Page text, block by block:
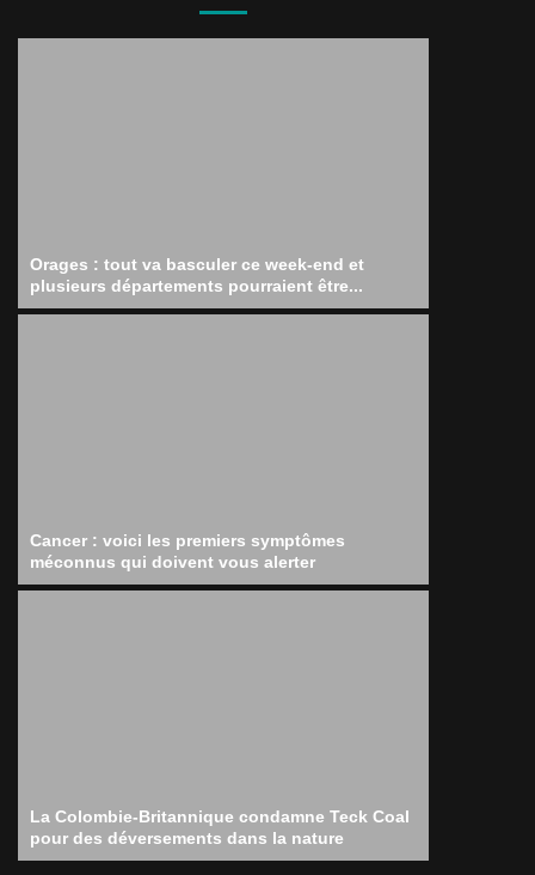
Orages : tout va basculer ce week-end et
plusieurs départements pourraient être...
Cancer : voici les premiers symptômes
méconnus qui doivent vous alerter
La Colombie-Britannique condamne Teck Coal
pour des déversements dans la nature